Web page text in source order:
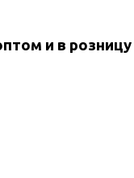
и в розницу